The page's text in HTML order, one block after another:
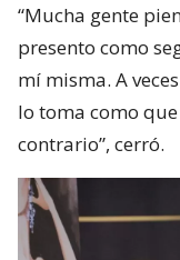
“Mucha gente
presento como
mí misma. A
lo toma como
contrario”, cerró.